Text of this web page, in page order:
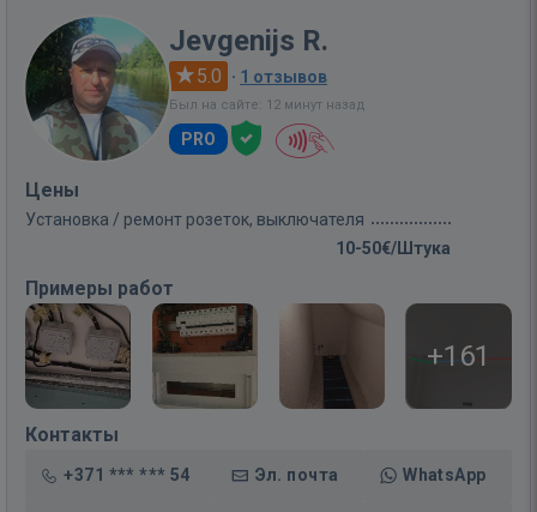
Jevgenijs R.
5.0 · 1 отзывов
Был на сайте: 12 минут назад
PRO
Цены
Установка / ремонт розеток, выключателя
10-50€/Штука
Примеры работ
+161
Контакты
+371 *** *** 54 Эл. почта WhatsApp